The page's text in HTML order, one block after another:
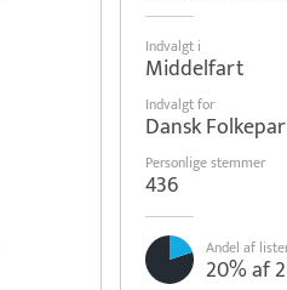
Indvalgt i
Middelfart
Indvalgt for
Dansk
Personlige stemmer
436
Andel af
20% af